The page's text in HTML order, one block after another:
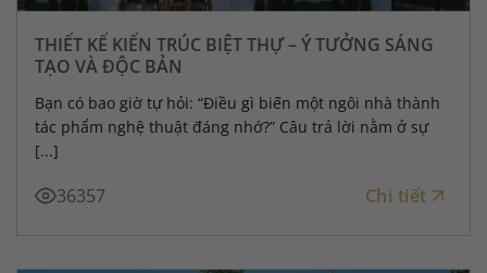
THIẾT KẾ KIẾN TRÚC BIỆT THỰ – Ý TƯỞNG SÁNG
TẠO VÀ ĐỘC BẢN
Bạn có bao giờ tự hỏi: “Điều gì biến một ngôi nhà thành
tác phẩm nghệ thuật đáng nhớ?” Câu trả lời nằm ở sự
[...]
36357 Chi tiết